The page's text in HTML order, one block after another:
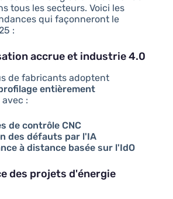
tous les secteurs. Voici les
qui façonneront le
:
accrue et industrie 4.0
de fabricants adoptent
entièrement
avec :
de contrôle CNC
des défauts par l'IA
à distance basée sur l'IdO
des projets d'énergie